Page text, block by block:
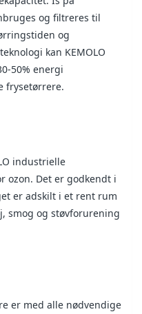
og filtreres til
og
kan KEMOLO
50% energi
frysetørrere.
industrielle
ozon. Det er godkendt i
er adskilt i et rent rum
smog og støvforurening
er med alle nødvendige